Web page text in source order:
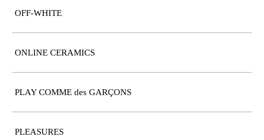
OFF-WHITE
ONLINE CERAMICS
PLAY COMME des GARÇONS
PLEASURES